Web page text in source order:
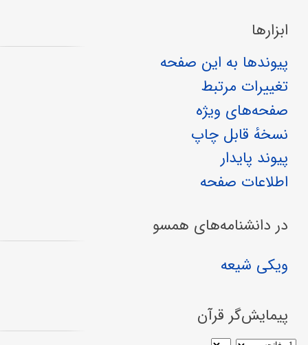
ابزارها
پیوندها به این صفحه
تغییرات مرتبط
صفحه‌های ویژه
نسخهٔ قابل چاپ
پیوند پایدار
اطلاعات صفحه
در دانشنامه‌های همسو
ویکی شیعه
پیمایش‌گر قرآن